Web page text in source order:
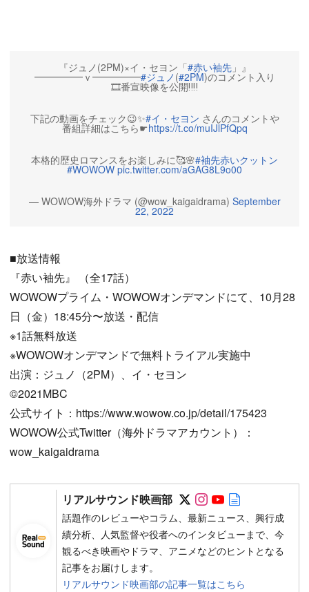
『ジュノ(2PM)×イ・セヨン「#赤い袖先」』
━━━━━ｖ━━━━━#ジュノ (#2PM)のコメント入り
🎞番宣映像を公開‼️‼️
下記の動画をチェック😉✨#イ・セヨン さんのコメントや
番組詳細はこちら☛https://t.co/muIJlPfQpq
本格的歴史ロマンスをお楽しみに🥰🌸#袖先赤いクットン
#WOWOW pic.twitter.com/aGAG8L9o00
— WOWOW海外ドラマ (@wow_kaigaidrama) September
22, 2022
■放送情報
『赤い袖先』 （全17話）
WOWOWプライム・WOWOWオンデマンドにて、10月28
日（金）18:45分〜放送・配信
※1話無料放送
※WOWOWオンデマンドで無料トライアル実施中
出演：ジュノ（2PM）、イ・セヨン
©︎2021MBC
公式サイト：https://www.wowow.co.jp/detail/175423
WOWOW公式Twitter（海外ドラマアカウント）：
wow_kaigaidrama
リアルサウンド映画部 Follow on SNS
Follow on SNS
Follow on
話題作のレビューやコラム、最新ニュース、興行成
績分析、人気監督や役者へのインタビューまで、今
観るべき映画やドラマ、アニメなどのヒントとなる
記事をお届けします。
リアルサウンド映画部の記事一覧はこちら